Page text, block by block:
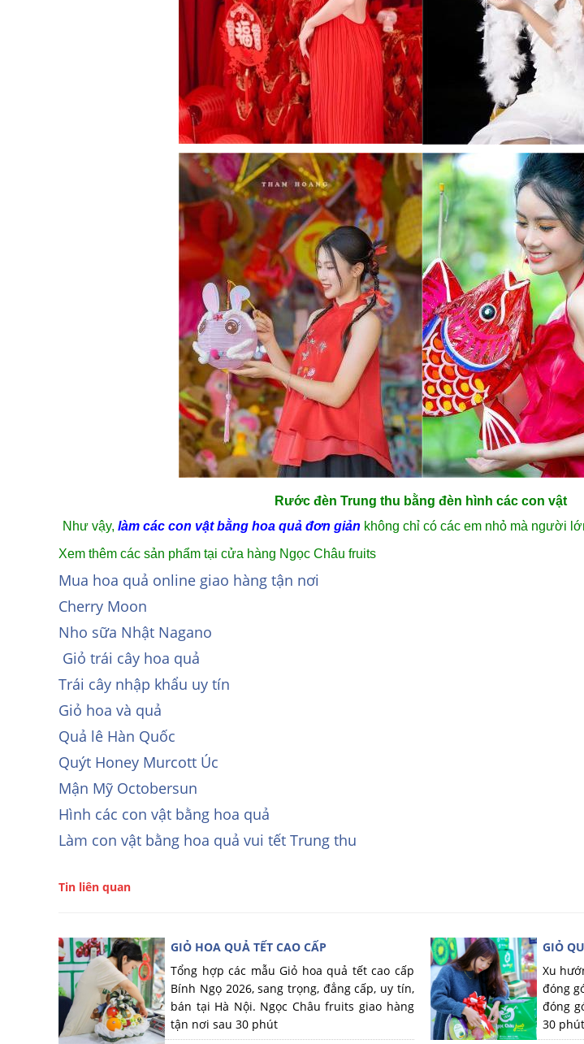
Rước đèn Trung thu bằng đèn hình các con vật
Như vậy, làm các con vật bằng hoa quả đơn giản không chỉ có các em nhỏ mà người
Xem thêm các sản phẩm tại cửa hàng Ngọc Châu fruits
Mua hoa quả online giao hàng tận nơi
Cherry Moon
Nho sữa Nhật Nagano
Giỏ trái cây hoa quả
Trái cây nhập khẩu uy tín
Giỏ hoa và quả
Quả lê Hàn Quốc
Quýt Honey Murcott Úc
Mận Mỹ Octobersun
Hình các con vật bằng hoa quả
Làm con vật bằng hoa quả vui tết Trung thu
Tin liên quan
GIỎ HOA QUẢ TẾT CAO CẤP
Tổng hợp các mẫu Giỏ hoa quả tết cao cấp
Bính Ngọ 2026, sang trọng, đẳng cấp, uy tín,
bán tại Hà Nội. Ngọc Châu fruits giao hàng
tận nơi sau 30 phút
GIỎ
Xu
đóng
đóng
30